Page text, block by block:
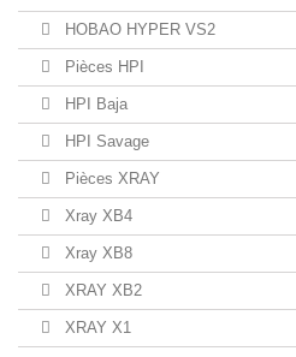
HOBAO HYPER VS2
Pièces HPI
HPI Baja
HPI Savage
Pièces XRAY
Xray XB4
Xray XB8
XRAY XB2
XRAY X1